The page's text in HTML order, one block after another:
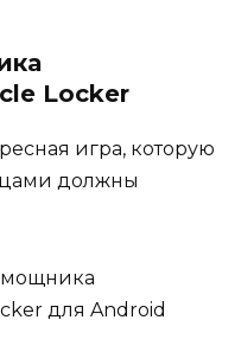
Locker
игра, которую
должны
для Android